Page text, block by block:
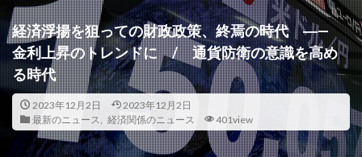
経済浮揚を狙っての財政政策、終焉の時代 ―—
金利上昇のトレンドに / 通貨防衛の意識を高め
る時代
2023年12月2日
2023年12月2日
最新のニュース
経済関係のニュース 401view